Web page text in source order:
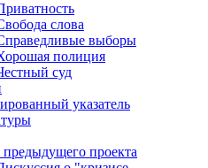
слова
выборы
полиция
суд
указатель
проекта